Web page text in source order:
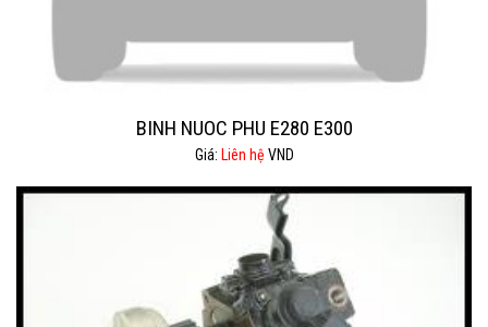
BINH NUOC PHU E280 E300
Giá: Liên hệ VND